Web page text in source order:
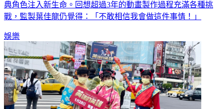
典角色注入新生命。回想超過3年的動畫製作過程充滿各種挑
戰，監製葉佳龍仍覺得：「不敢相信我會做這件事情！」
娛樂